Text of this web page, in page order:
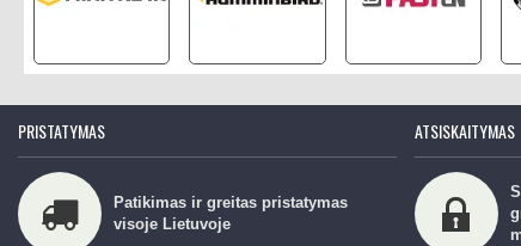
PRISTATYMAS
Patikimas ir greitas pristatymas
visoje Lietuvoje
ATSISKAITYMAS